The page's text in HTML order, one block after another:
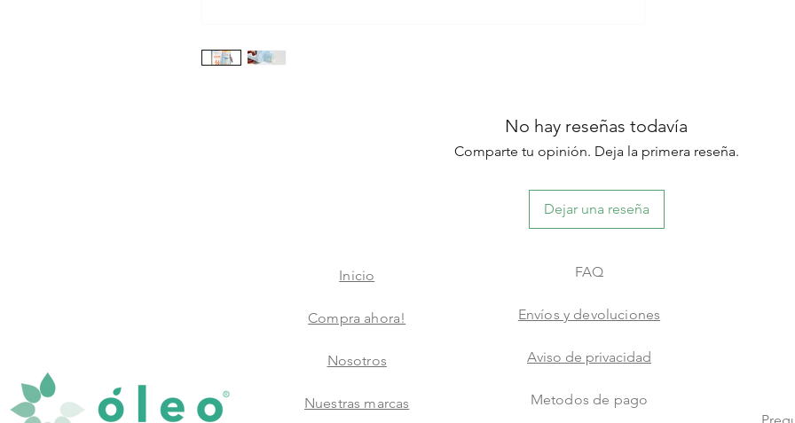
No hay reseñas todavía
Comparte tu opinión. Deja la primera reseña.
Dejar una reseña
Inicio
Compra ahora!
Nosotros
Nuestras marcas
FAQ
Envíos y devoluciones
Aviso de privacidad
Metodos de pago